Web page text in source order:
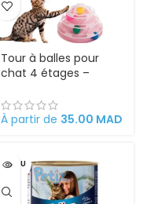
Tour à balles pour
chat 4 étages –
INTERACTIF
À partir de 35.00 MAD
VENDU